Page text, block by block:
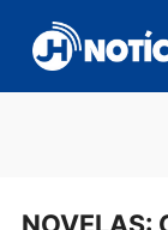
para
conteúdo